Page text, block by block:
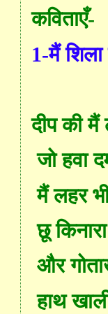
कविताएँ-
1-मैं
दीप की मैं
जो हवा
मैं लहर
छू
और
हाथ